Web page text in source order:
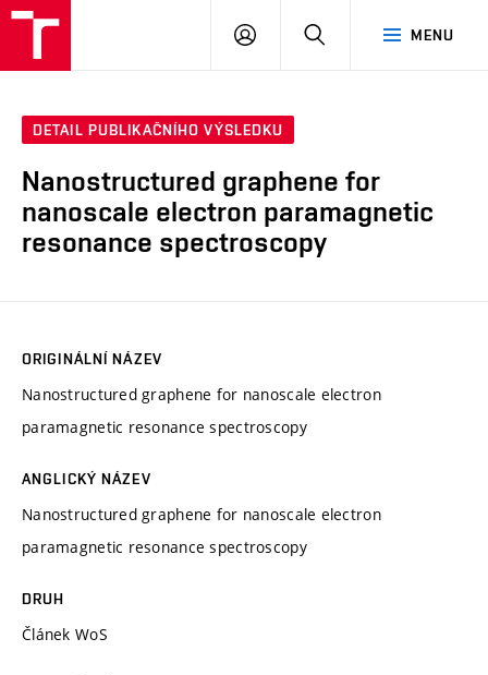
MENU
PŘIHLÁSIT
DETAIL PUBLIKAČNÍHO VÝSLEDKU
Nanostructured graphene for
nanoscale electron paramagnetic
resonance spectroscopy
ORIGINÁLNÍ NÁZEV
Nanostructured graphene for nanoscale electron
paramagnetic resonance spectroscopy
ANGLICKÝ NÁZEV
Nanostructured graphene for nanoscale electron
paramagnetic resonance spectroscopy
DRUH
Článek WoS